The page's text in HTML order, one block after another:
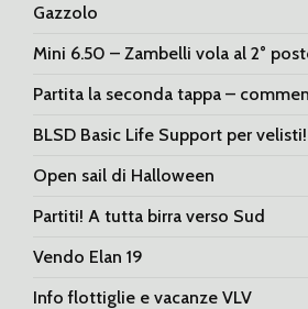
Gazzolo
Mini 6.50 – Zambelli vola al 2°
Partita la seconda tappa –
BLSD Basic Life Support per velisti!
Open sail di Halloween
Partiti! A tutta birra verso Sud
Vendo Elan 19
Info flottiglie e vacanze VLV